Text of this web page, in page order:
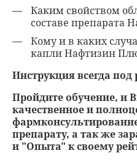
Каким свойством
составе препарата
Кому и в каких
капли Нафтизин
Инструкция всегда под
Пройдите обучение, и
качественное и
препарату, а так же
и "Опыта" к своему